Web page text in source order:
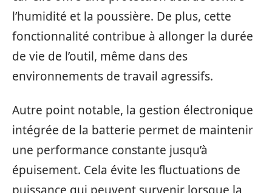
l’humidité et la poussière. De plus, cette
fonctionnalité contribue à allonger la durée
de vie de l’outil, même dans des
environnements de travail agressifs.
Autre point notable, la gestion électronique
intégrée de la batterie permet de maintenir
une performance constante jusqu’à
épuisement. Cela évite les fluctuations de
puissance qui peuvent survenir lorsque la